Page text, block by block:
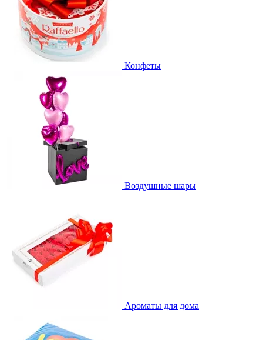
Конфеты
Воздушные шары
Ароматы для дома